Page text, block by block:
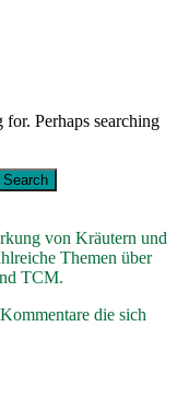
Perhaps searching
von Kräutern und
Themen über
TCM.
die sich